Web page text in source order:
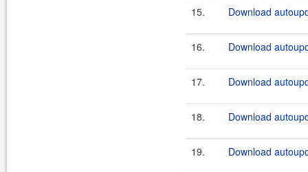
15. Download
16. Download
17. Download
18. Download
19. Download